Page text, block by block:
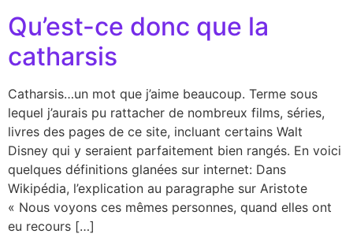
Qu’est-ce donc que la
catharsis
Catharsis…un mot que j’aime beaucoup. Terme sous
lequel j’aurais pu rattacher de nombreux films, séries,
livres des pages de ce site, incluant certains Walt
Disney qui y seraient parfaitement bien rangés. En voici
quelques définitions glanées sur internet: Dans
Wikipédia, l’explication au paragraphe sur Aristote
« Nous voyons ces mêmes personnes, quand elles ont
eu recours […]